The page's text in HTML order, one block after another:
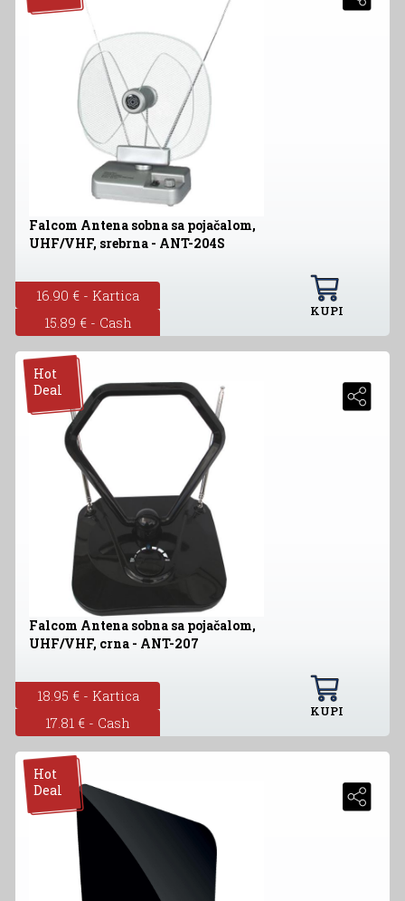
Falcom Antena sobna sa pojačalom,
UHF/VHF, srebrna - ANT-204S
16.90 € - Kartica
15.89 € - Cash
KUPI
Hot
Deal
Falcom Antena sobna sa pojačalom,
UHF/VHF, crna - ANT-207
18.95 € - Kartica
17.81 € - Cash
KUPI
Hot
Deal